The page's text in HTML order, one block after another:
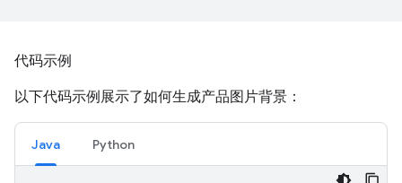
代码示例
以下代码示例展示了如何生成产品图片背景：
Java Python